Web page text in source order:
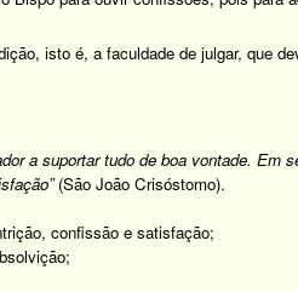
isto é, a faculdade de julgar, que
a suportar tudo de boa vontade.
(São João Crisóstomo).
confissão e satisfação;